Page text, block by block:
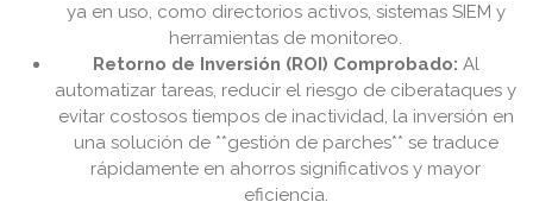
ya en uso, como directorios activos, sistemas SIEM y
herramientas de monitoreo.
Retorno de Inversión (ROI) Comprobado: Al
automatizar tareas, reducir el riesgo de ciberataques y
evitar costosos tiempos de inactividad, la inversión en
una solución de **gestión de parches** se traduce
rápidamente en ahorros significativos y mayor
eficiencia.